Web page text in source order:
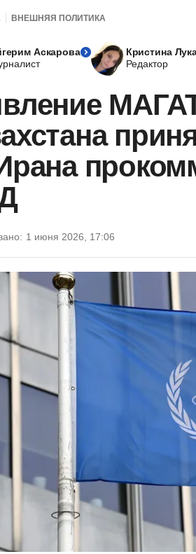
ВНЕШНЯЯ ПОЛИТИКА
Аскарова
Кристина
Редактор
1 июня 2026, 17:06